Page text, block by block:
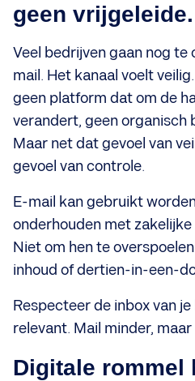
geen vrijgeleide.
Veel bedrijven gaan nog
mail. Het kanaal voelt
geen platform dat om de
verandert, geen organisch
Maar net dat gevoel van
gevoel van controle.
E-mail kan gebruikt
onderhouden met
Niet om hen te
inhoud of dertien-in-een-
Respecteer de inbox van je
relevant. Mail minder,
Digitale rommel